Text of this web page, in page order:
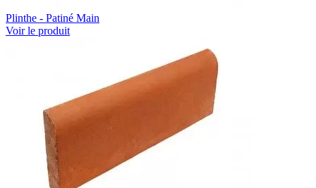
Plinthe - Patiné Main
Voir le produit